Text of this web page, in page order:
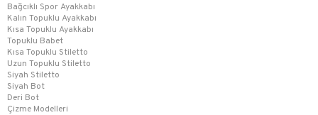
Bağcıklı Spor Ayakkabı
Kalın Topuklu Ayakkabı
Kısa Topuklu Ayakkabı
Topuklu Babet
Kısa Topuklu Stiletto
Uzun Topuklu Stiletto
Siyah Stiletto
Siyah Bot
Deri Bot
Çizme Modelleri